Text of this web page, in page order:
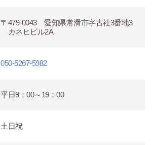
〒479-0043 愛知県常滑市字古社3番地3
カネヒビル2A
050-5267-5982
平日9：00～19：00
土日祝